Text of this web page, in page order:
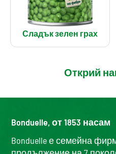
Сладък зелен грах
Открий
Bonduelle, от 1853 насам
Bonduelle е семейна